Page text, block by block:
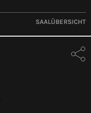
SAALÜBERSICHT